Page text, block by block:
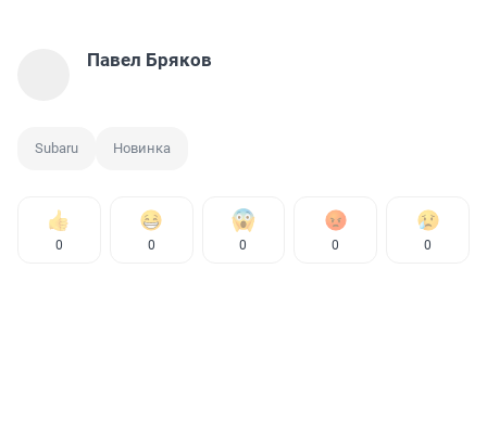
Павел Бряков
Subaru Новинка
0 0 0 0 0